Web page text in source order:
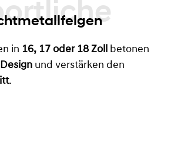
in 16, 17 oder 18 Zoll betonen
und verstärken den
.